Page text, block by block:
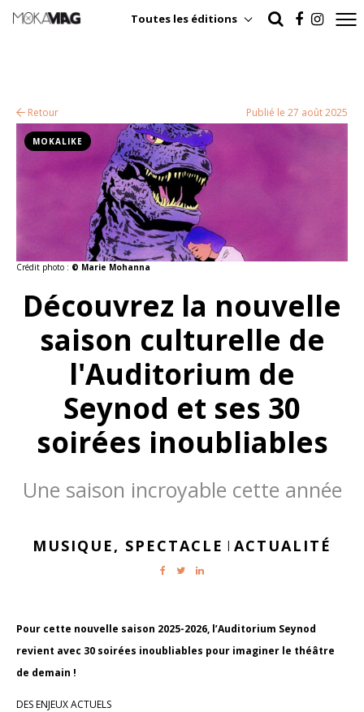
Toutes les éditions
Retour Publié le 27 août 2025
Crédit photo : © Marie Mohanna
MOKALIKE
Découvrez la nouvelle
saison culturelle de
l'Auditorium de
Seynod et ses 30
soirées inoubliables
Une saison incroyable cette année
MUSIQUE, SPECTACLE | ACTUALITÉ
Pour cette nouvelle saison 2025-2026, l’Auditorium Seynod
revient avec 30 soirées inoubliables pour imaginer le théâtre
de demain !
DES ENJEUX ACTUELS